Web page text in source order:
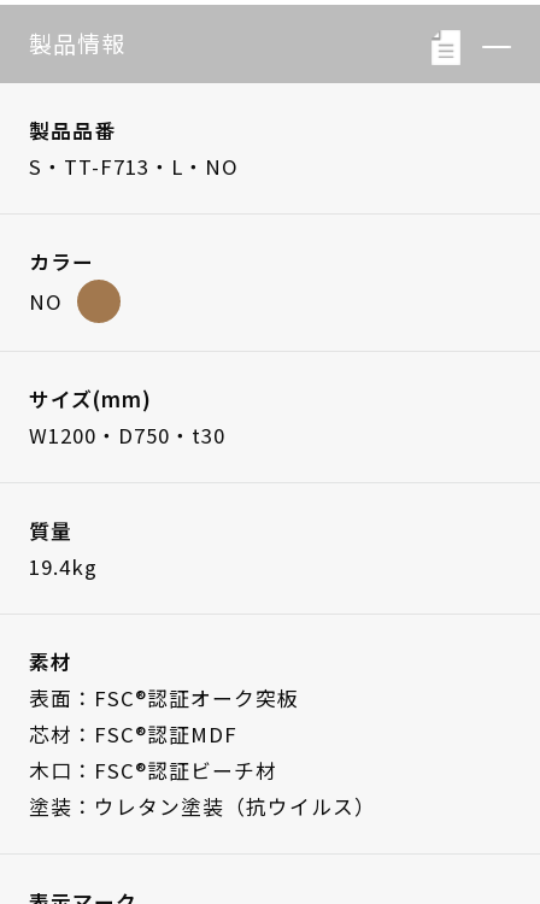
製品情報
製品品番
S・TT-F713・L・NO
カラー
NO
サイズ(mm)
W1200・D750・t30
質量
19.4kg
素材
表面：FSC®認証オーク突板
芯材：FSC®認証MDF
木口：FSC®認証ビーチ材
塗装：ウレタン塗装（抗ウイルス）